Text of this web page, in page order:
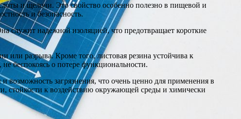
и щелочи. Это свойство особенно полезно в пищевой и
и безопасность.
служит надежной изоляцией, что предотвращает короткие
или разрыва. Кроме того, листовая резина устойчива к
беспокоясь о потере функциональности.
возможность загрязнения, что очень ценно для применения в
стойкости к воздействию окружающей среды и химически